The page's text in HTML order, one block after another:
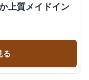
上質メイドイン
る